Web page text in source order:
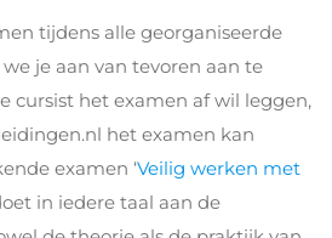
tijdens alle georganiseerde
je aan van tevoren aan te
cursist het examen af wil leggen,
het examen kan
examen ‘Veilig werken met
in iedere taal aan de